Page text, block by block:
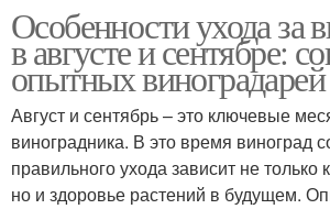
Особенности ухода за
в августе и сентябре:
опытных виноградарей
Август и сентябрь – это ключевые
виноградника. В это время виноград
правильного ухода зависит не только
но и здоровье растений в будущем.